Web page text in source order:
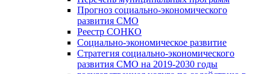
Прогноз социально-экономического
развития СМО
Реестр СОНКО
Социально-экономическое развитие
Стратегия социально-экономического
развития СМО на 2019-2030 годы